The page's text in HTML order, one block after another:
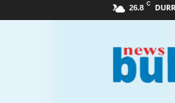
26.8 C
a